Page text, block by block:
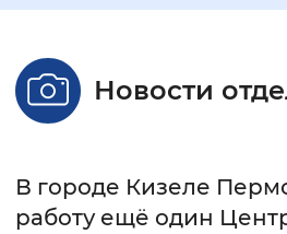
Стандартный
Без засечек
Новости
В городе Кизеле
работу ещё один